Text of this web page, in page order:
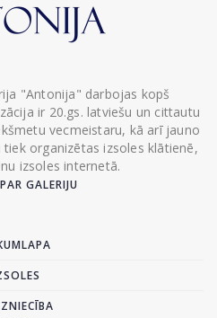
"Antonija" darbojas kopš
ir 20.gs. latviešu un cittautu
vecmeistaru, kā arī jauno
organizētas izsoles klātienē,
izsoles internetā.
GALERIJU